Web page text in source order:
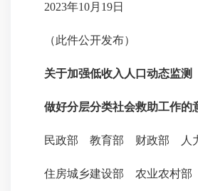
2023年10月19日
（此件公开发布）
关于加强低收入人口动态监测
做好分层分类社会救助工作的
民政部 教育部 财政部 人力
住房城乡建设部 农业农村部